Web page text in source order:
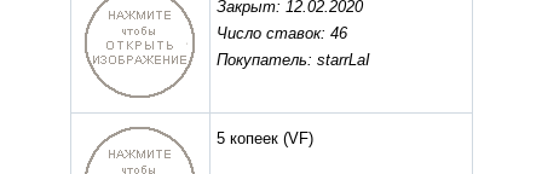
Закрыт: 12.02.2020
Число ставок: 46
Покупатель: starrLaI
5 копеек(VF)